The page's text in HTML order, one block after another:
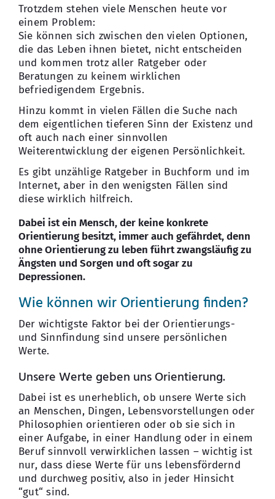
Trotzdem stehen viele Menschen heute vor
einem Problem:
Sie können sich zwischen den vielen Optionen,
die das Leben ihnen bietet, nicht entscheiden
und kommen trotz aller Ratgeber oder
Beratungen zu keinem wirklichen
befriedigendem Ergebnis.
Hinzu kommt in vielen Fällen die Suche nach
dem eigentlichen tieferen Sinn der Existenz und
oft auch nach einer sinnvollen
Weiterentwicklung der eigenen Persönlichkeit.
Es gibt unzählige Ratgeber in Buchform und im
Internet, aber in den wenigsten Fällen sind
diese wirklich hilfreich.
Dabei ist ein Mensch, der keine konkrete
Orientierung besitzt, immer auch gefährdet, denn
ohne Orientierung zu leben führt zwangsläufig zu
Ängsten und Sorgen und oft sogar zu
Depressionen.
Wie können wir Orientierung finden?
Der wichtigste Faktor bei der Orientierungs-
und Sinnfindung sind unsere persönlichen
Werte.
Unsere Werte geben uns Orientierung.
Dabei ist es unerheblich, ob unsere Werte sich
an Menschen, Dingen, Lebensvorstellungen oder
Philosophien orientieren oder ob sie sich in
einer Aufgabe, in einer Handlung oder in einem
Beruf sinnvoll verwirklichen lassen – wichtig ist
nur, dass diese Werte für uns lebensfördernd
und durchweg positiv, also in jeder Hinsicht
“gut“ sind.